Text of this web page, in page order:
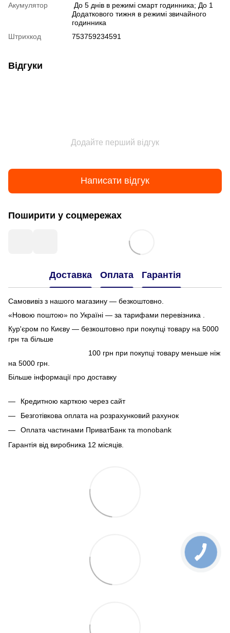
Акумулятор
До 5 днів в режимі смарт годинника; До 1
Додаткового тижня в режимі звичайного
годинника
Штрихкод
753759234591
Відгуки
Додайте перший відгук
Написати відгук
Поширити у соцмережах
Доставка Оплата Гарантія
Самовивіз з нашого магазину — безкоштовно.
«Новою поштою» по Україні — за тарифами перевізника .
Кур'єром по Києву — безкоштовно при покупці товару на 5000
грн та більше
100 грн при покупці товару меньше ніж
на 5000 грн.
Більше інформації про доставку
Кредитною карткою через сайт
Безготівкова оплата на розрахунковий рахунок
Оплата частинами ПриватБанк та monobank
Гарантія від виробника 12 місяців.